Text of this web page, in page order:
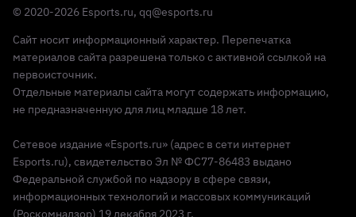
© 2020-2026 Esports.ru, qq@esports.ru
Сайт носит информационный характер. Перепечатка
материалов сайта разрешена только с активной ссылкой на
первоисточник.
Отдельные материалы сайта могут содержать информацию,
не предназначенную для лиц младше 18 лет.
Сетевое издание «Esports.ru» (адрес в сети интернет
Esports.ru), свидетельство Эл № ФС77-86483 выдано
Федеральной службой по надзору в сфере связи,
информационных технологий и массовых коммуникаций
(Роскомнадзор) 19 декабря 2023 г.